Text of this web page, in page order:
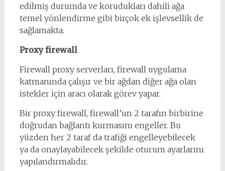
edilmiş durumda ve korudukları dahili ağa
temel yönlendirme gibi birçok ek işlevsellik de
sağlamakta.
Proxy firewall
Firewall proxy serverları, firewall uygulama
katmanında çalışır ve bir ağdan diğer ağa olan
istekler için aracı olarak görev yapar.
Bir proxy firewall, firewall’un 2 tarafın birbirine
doğrudan bağlantı kurmasını engeller. Bu
yüzden her 2 taraf da trafiği engelleyebilecek
ya da onaylayabilecek şekilde oturum ayarlarını
yapılandırmalıdır.